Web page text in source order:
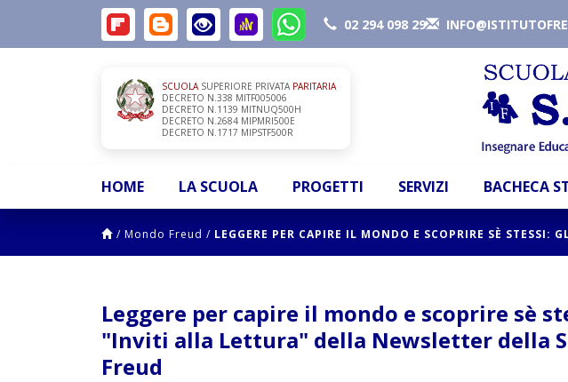
02 294 098 29
SCUOLASUPERIORE PRIVATA PARITARIA
DECRETO N.338 MITF005006
DECRETO N.1139 MITNUQ500H
DECRETO N.2684 MIPMRI500E
DECRETO N.1717 MIPSTF500R
HOME LA SCUOLA PROGETTI SERVIZI BACHECA
/ Mondo Freud / LEGGERE PER CAPIRE IL MONDO E SCOPRIRE SÈ
Leggere per capire il mondo e scoprire sè
"Inviti alla Lettura" della Newsletter della
Freud